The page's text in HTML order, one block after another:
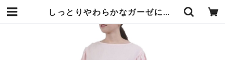
しっとりやわらかなガーゼに保湿加工を贅沢にプラスした ルームウェア ギャザー袖 ピンク Mサイズ 綿100％ 3つの天然由来成分 シアバター オリーブオイル シルクアミノ酸 を配合 まるで保湿クリームのようにお肌をやさしく包み込む エンプレットベール | エンジュール